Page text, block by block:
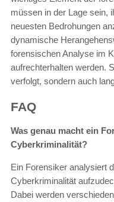
müssen in der Lage sein,
neuesten Bedrohungen
dynamische
forensischen Analyse im
aufrechterhalten werden.
verfolgt, sondern auch
FAQ
Was genau macht ein
Cyberkriminalität?
Ein Forensiker analysiert
Cyberkriminalität
Dabei werden